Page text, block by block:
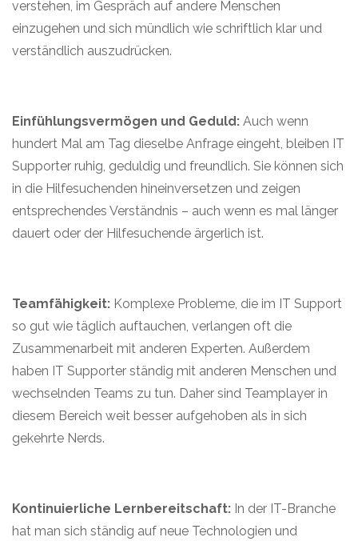
verstehen, im Gespräch auf andere Menschen
einzugehen und sich mündlich wie schriftlich klar und
verständlich auszudrücken.
Einfühlungsvermögen und Geduld: Auch wenn
hundert Mal am Tag dieselbe Anfrage eingeht, bleiben IT
Supporter ruhig, geduldig und freundlich. Sie können sich
in die Hilfesuchenden hineinversetzen und zeigen
entsprechendes Verständnis – auch wenn es mal länger
dauert oder der Hilfesuchende ärgerlich ist.
Teamfähigkeit: Komplexe Probleme, die im IT Support
so gut wie täglich auftauchen, verlangen oft die
Zusammenarbeit mit anderen Experten. Außerdem
haben IT Supporter ständig mit anderen Menschen und
wechselnden Teams zu tun. Daher sind Teamplayer in
diesem Bereich weit besser aufgehoben als in sich
gekehrte Nerds.
Kontinuierliche Lernbereitschaft: In der IT-Branche
hat man sich ständig auf neue Technologien und